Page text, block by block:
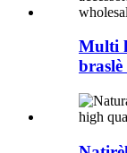
Multi
braslè